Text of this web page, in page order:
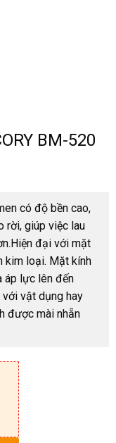
BM-520
có độ bền cao,
rời, giúp việc lau
đại với mặt
kim loại. Mặt kính
áp lực lên đến
vật dụng hay
được mài nhẵn